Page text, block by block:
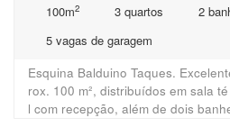
100m2 3 quartos
2
5 vagas de garagem
Esquina Balduino Taques.
rox. 100 m², distribuídos em sala
l com recepção, além de dois